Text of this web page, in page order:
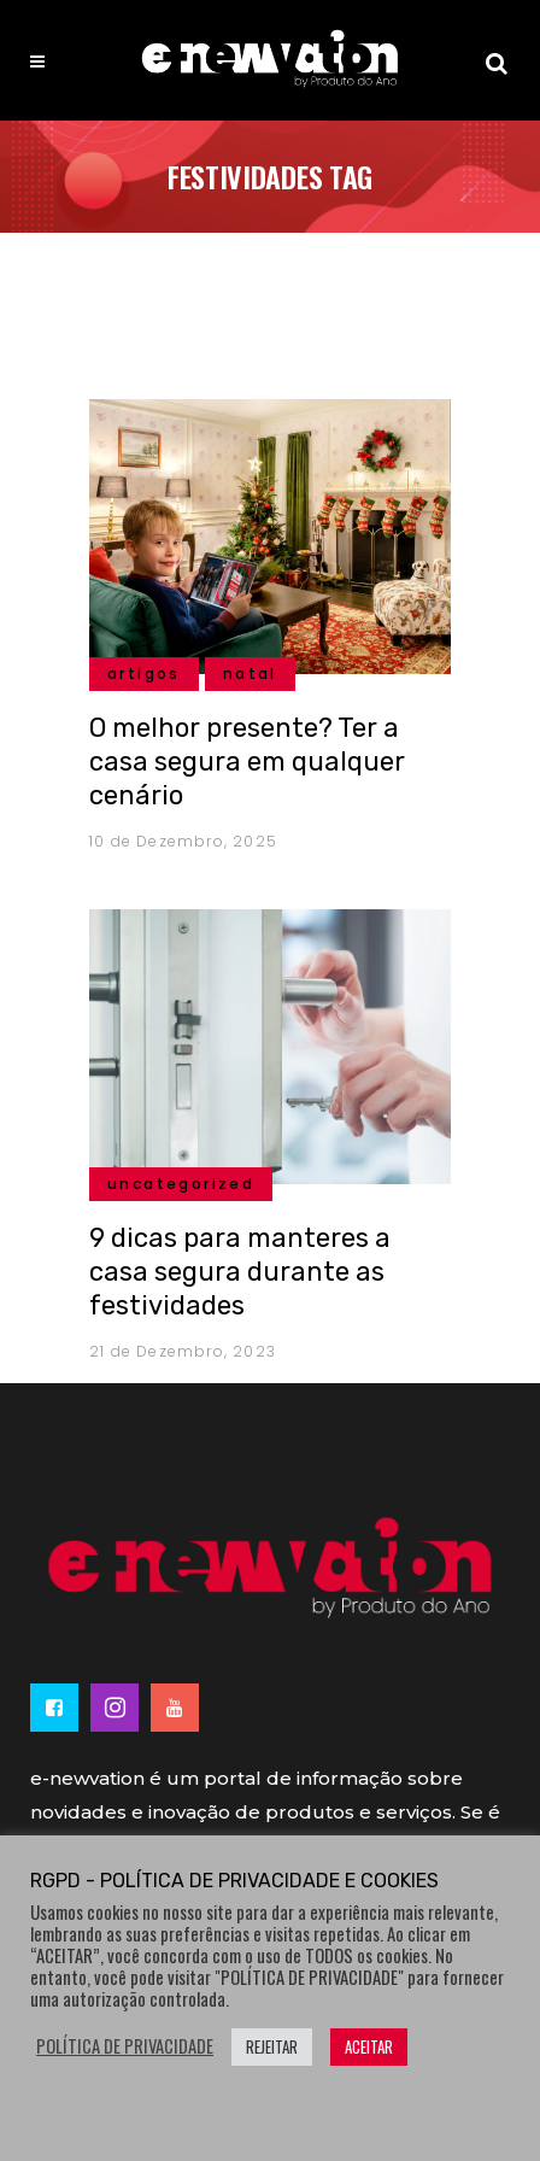
FESTIVIDADES TAG
artigos natal
O melhor presente? Ter a
casa segura em qualquer
cenário
10 de Dezembro, 2025
uncategorized
9 dicas para manteres a
casa segura durante as
festividades
21 de Dezembro, 2023
e-newvation é um portal de informação sobre
novidades e inovação de produtos e serviços. Se é
e-newvation tem o patrocínio do “Produto do
Ano”, o prémio de inovação atribuído por
consumidores.
RGPD - POLÍTICA DE PRIVACIDADE E COOKIES
Usamos cookies no nosso site para dar a experiência mais relevante,
lembrando as suas preferências e visitas repetidas. Ao clicar em
“ACEITAR”, você concorda com o uso de TODOS os cookies. No
entanto, você pode visitar "POLÍTICA DE PRIVACIDADE" para fornecer
uma autorização controlada.
POLÍTICA DE PRIVACIDADE
REJEITAR ACEITAR